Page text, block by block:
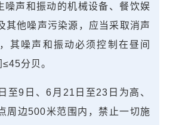
噪声和振动的机械设备、餐饮娱
其他噪声污染源，应当采取消声
其噪声和振动必须控制在昼间
分贝。
至9日、6月21日至23日为高、
周边500米范围内，禁止一切施